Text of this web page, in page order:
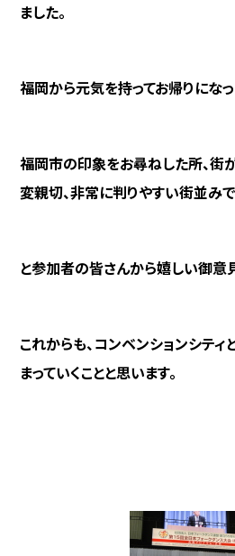
ました。
福岡から元気を持ってお帰りになっ
福岡市の印象をお尋ねした所、街
変親切、非常に判りやすい街並みで
と参加者の皆さんから嬉しい御意
これからも、コンベンションシテ
まっていくことと思います。